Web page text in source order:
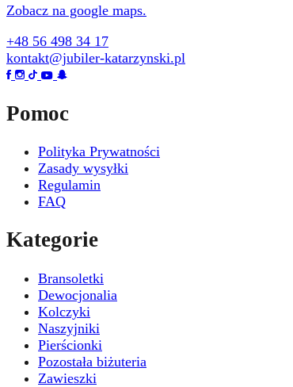
Zobacz na google maps.
+48 56 498 34 17
kontakt@jubiler-katarzynski.pl
Pomoc
Polityka Prywatności
Zasady wysyłki
Regulamin
FAQ
Kategorie
Bransoletki
Dewocjonalia
Kolczyki
Naszyjniki
Pierścionki
Pozostała biżuteria
Zawieszki